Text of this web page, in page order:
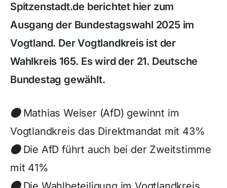
Spitzenstadt.de berichtet hier zum
Ausgang der Bundestagswahl 2025 im
Vogtland. Der Vogtlandkreis ist der
Wahlkreis 165. Es wird der 21. Deutsche
Bundestag gewählt.
Mathias Weiser (AfD) gewinnt im
Vogtlandkreis das Direktmandat mit 43%
Die AfD führt auch bei der Zweitstimme
mit 41%